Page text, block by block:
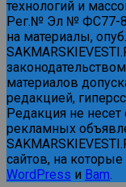
технологий и
Рег.№ Эл № ФС77-
на материалы,
материалов
редакцией,
Редакция не несет
рекламных
сайтов, на
WordPress и Bam.